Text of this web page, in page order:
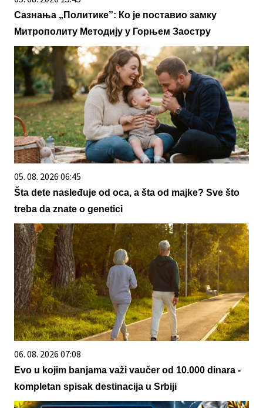
Сазнања „Политике”: Ко је поставио замку
Митрополиту Методију у Горњем Заостру
05. 08. 2026 06:45
Šta dete nasleđuje od oca, a šta od majke? Sve što
treba da znate o genetici
06. 08. 2026 07:08
Evo u kojim banjama važi vaučer od 10.000 dinara -
kompletan spisak destinacija u Srbiji